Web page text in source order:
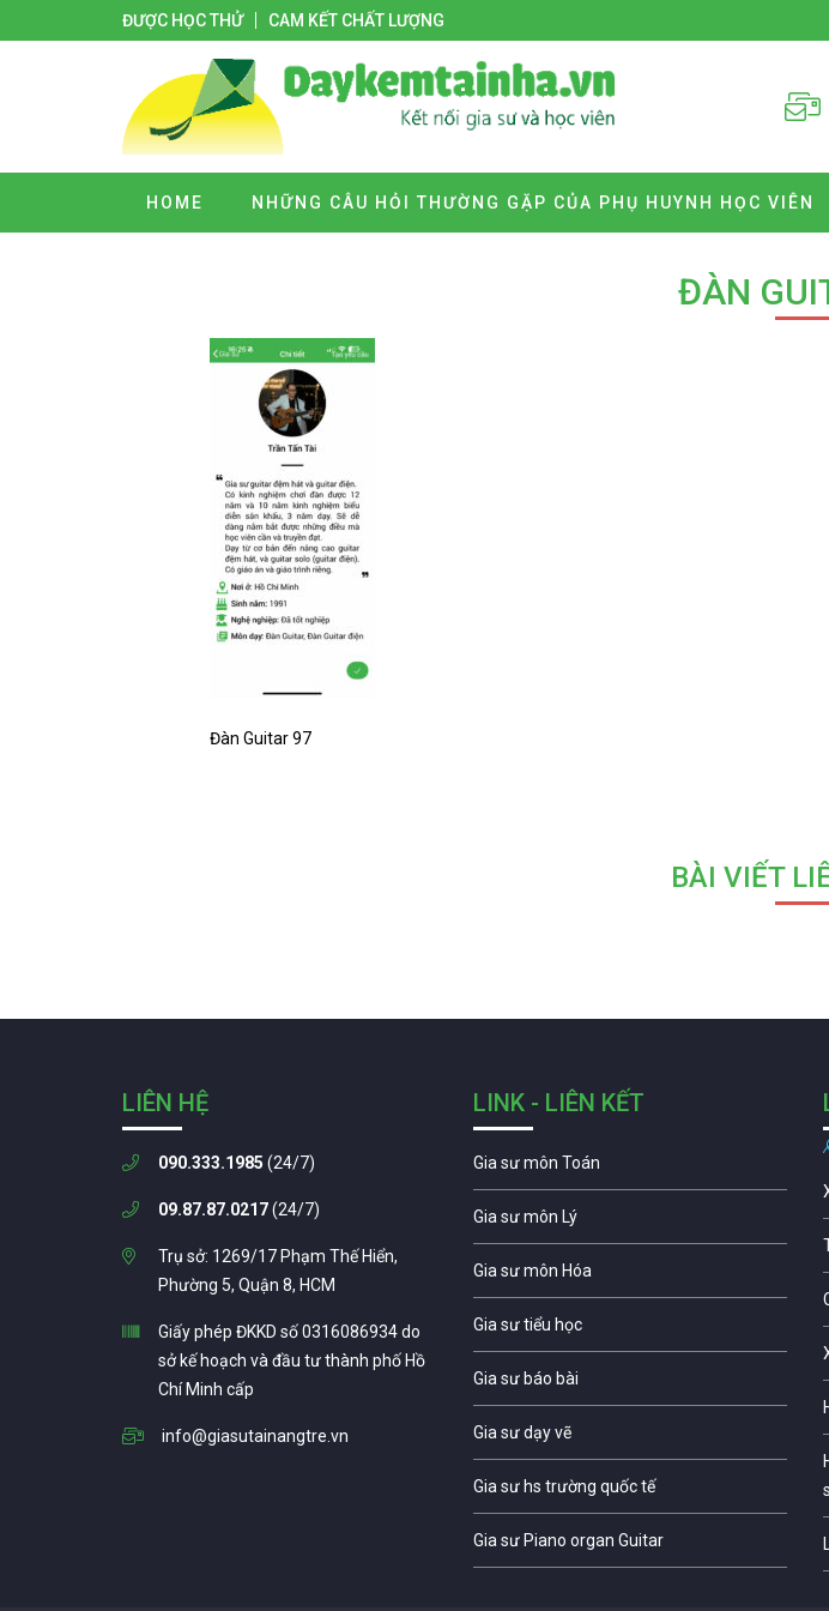
ĐƯỢC HỌC THỬ CAM KẾT CHẤT LƯỢNG
HOME NHỮNG CÂU HỎI THƯỜNG GẶP CỦA PHỤ HUYNH HỌC VIÊN
ĐÀN
Đàn Guitar 97
BÀI VIẾT
LIÊN HỆ
090.333.1985 (24/7)
09.87.87.0217(24/7)
Trụ sở: 1269/17 Phạm Thế Hiển,
Phường 5, Quận 8, HCM
Giấy phép ĐKKD số 0316086934 do
sở kế hoạch và đầu tư thành phố Hồ
Chí Minh cấp
info@giasutainangtre.vn
LINK - LIÊN KẾT
Gia sư môn Toán
Gia sư môn Lý
Gia sư môn Hóa
Gia sư tiểu học
Gia sư báo bài
Gia sư dạy vẽ
Gia sư hs trường quốc tế
Gia sư Piano organ Guitar